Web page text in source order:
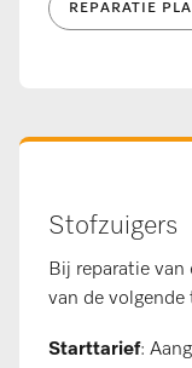
REPARATIE
Stofzuigers
Bij reparatie van
van de volgende
Starttarief: